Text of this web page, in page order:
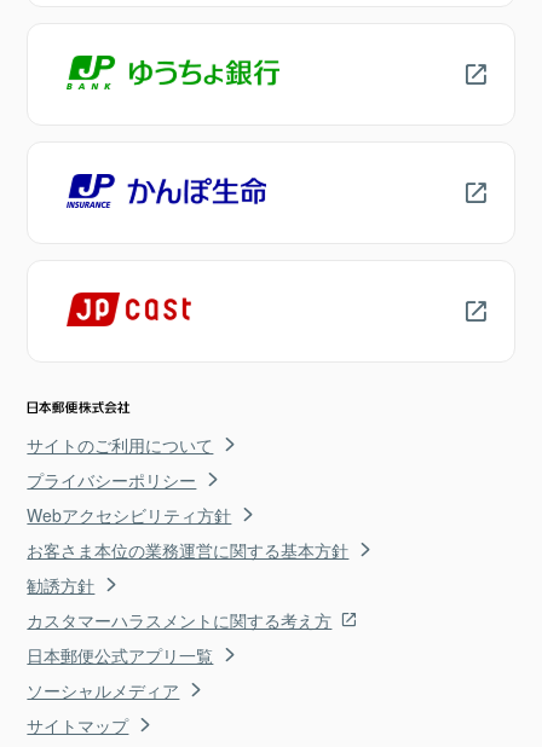
サイトのご利用について
プライバシーポリシー
Webアクセシビリティ方針
お客さま本位の業務運営に関する基本方針
勧誘方針
カスタマーハラスメントに関する考え方
日本郵便公式アプリ一覧
ソーシャルメディア
サイトマップ